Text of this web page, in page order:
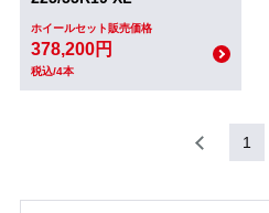
ホイールセット販売価格
378,200円
税込/4本
1